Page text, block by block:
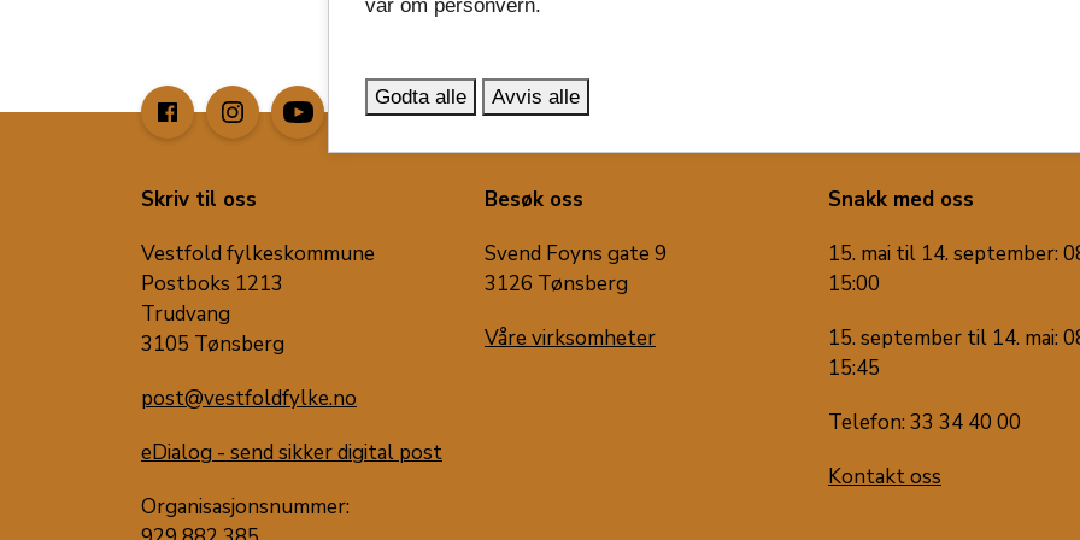
image_search
Skriv til oss
Vestfold fylkeskommune
Postboks 1213
Trudvang
3105 Tønsberg
post@vestfoldfylke.no
eDialog - send sikker digital post
Organisasjonsnummer:
Besøk oss
Svend Foyns gate 9
3126 Tønsberg
Våre virksomheter
Snakk med oss
15. mai til 14. september:
15:00
15. september til 14. mai:
15:45
Telefon: 33 34 40 00
Kontakt oss
vår om personvern.
Godta alle Avvis alle